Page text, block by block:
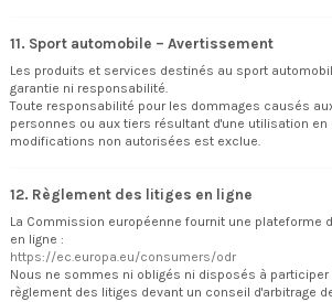
11. Sport automobile – Avertissement
Les produits et services destinés au sport
garantie ni responsabilité.
Toute responsabilité pour les dommages causés
personnes ou aux tiers résultant d'une utilisation en
modifications non autorisées est exclue.
12. Règlement des litiges en ligne
La Commission européenne fournit une plateforme
en ligne :
https://ec.europa.eu/consumers/odr
Nous ne sommes ni obligés ni disposés à participer
règlement des litiges devant un conseil d'arbitrage